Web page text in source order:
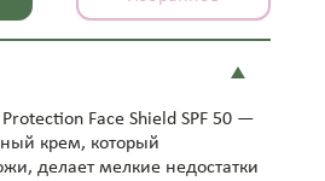
Face Shield SPF 50 —
крем, который
делает мелкие недостатки